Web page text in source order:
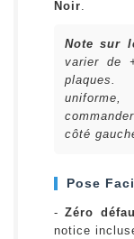
Noir.
Note sur
varier de
plaques.
côté
Pose
-Zéro
notice